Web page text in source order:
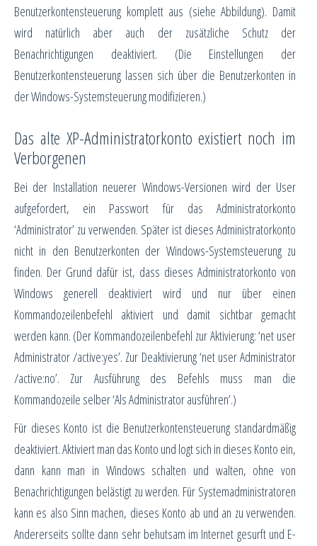
Benutzerkontensteuerung komplett aus (siehe Abbildung). Damit
wird natürlich aber auch der zusätzliche Schutz der
Benachrichtigungen deaktiviert. (Die Einstellungen der
Benutzerkontensteuerung lassen sich über die Benutzerkonten in
der Windows-Systemsteuerung modifizieren.)
Das alte XP-Administratorkonto existiert noch im
Verborgenen
Bei der Installation neuerer Windows-Versionen wird der User
aufgefordert, ein Passwort für das Administratorkonto
‘Administrator’ zu verwenden. Später ist dieses Administratorkonto
nicht in den Benutzerkonten der Windows-Systemsteuerung zu
finden. Der Grund dafür ist, dass dieses Administratorkonto von
Windows generell deaktiviert wird und nur über einen
Kommandozeilenbefehl aktiviert und damit sichtbar gemacht
werden kann. (Der Kommandozeilenbefehl zur Aktivierung: ‘net user
Administrator /active:yes’. Zur Deaktivierung ‘net user Administrator
/active:no’. Zur Ausführung des Befehls muss man die
Kommandozeile selber ‘Als Administrator ausführen’.)
Für dieses Konto ist die Benutzerkontensteuerung standardmäßig
deaktiviert. Aktiviert man das Konto und logt sich in dieses Konto ein,
dann kann man in Windows schalten und walten, ohne von
Benachrichtigungen belästigt zu werden. Für Systemadministratoren
kann es also Sinn machen, dieses Konto ab und an zu verwenden.
Andererseits sollte dann sehr behutsam im Internet gesurft und E-